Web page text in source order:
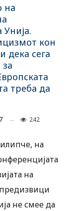
на
Унија.
кон
дека сега
треба да
242
на
на
не смее да